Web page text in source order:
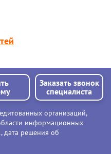
Заказать звонок
специалиста
организаций,
информационных
дата решения об